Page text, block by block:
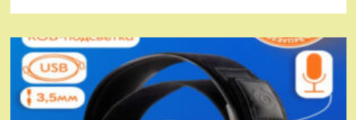
(EU)
Конструктор
LEGO
Star
Wars
Истребитель